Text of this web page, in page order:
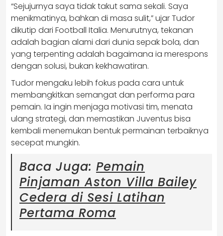
“Sejujurnya saya tidak takut sama sekali. Saya
menikmatinya, bahkan di masa sulit,” ujar Tudor
dikutip dari Football Italia. Menurutnya, tekanan
adalah bagian alami dari dunia sepak bola, dan
yang terpenting adalah bagaimana ia merespons
dengan solusi, bukan kekhawatiran.
Tudor mengaku lebih fokus pada cara untuk
membangkitkan semangat dan performa para
pemain. Ia ingin menjaga motivasi tim, menata
ulang strategi, dan memastikan Juventus bisa
kembali menemukan bentuk permainan terbaiknya
secepat mungkin.
Baca Juga: Pemain
Pinjaman Aston Villa Bailey
Cedera di Sesi Latihan
Pertama Roma